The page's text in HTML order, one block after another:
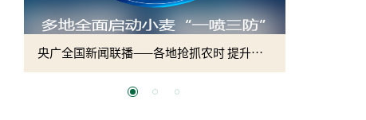
央广全国新闻联播——各地抢抓农时 提升春管效率 夯实夏粮增收基础 (1)